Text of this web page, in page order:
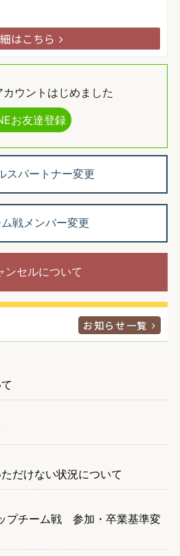
はこちら
ウントはじめました
お友達登録
スパートナー変更
戦メンバー変更
ンセルについて
お知らせ一覧
だけない状況について
チーム戦 参加・卒業基準変